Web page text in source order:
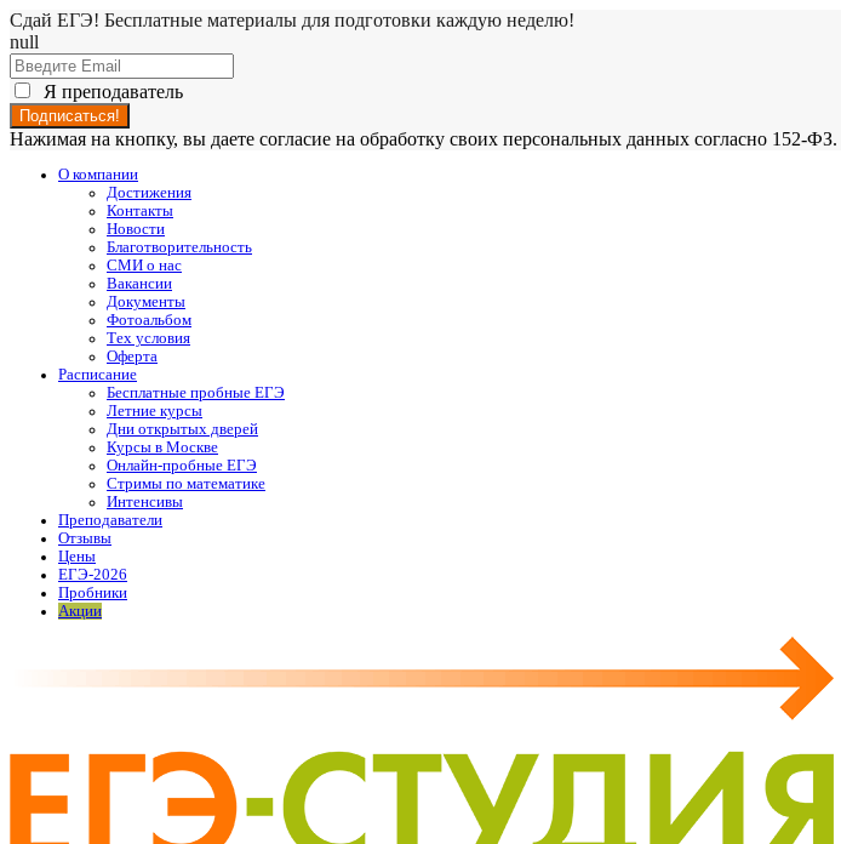
Сдай ЕГЭ! Бесплатные материалы для подготовки каждую неделю!
null
Я преподаватель
Нажимая на кнопку, вы даете согласие на обработку своих персональных данных согласно 152-ФЗ.
О компании
Достижения
Контакты
Новости
Благотворительность
СМИ о нас
Вакансии
Документы
Фотоальбом
Тех условия
Оферта
Расписание
Бесплатные пробные ЕГЭ
Летние курсы
Дни открытых дверей
Курсы в Москве
Онлайн-пробные ЕГЭ
Стримы по математике
Интенсивы
Преподаватели
Отзывы
Цены
ЕГЭ-2026
Пробники
Акции